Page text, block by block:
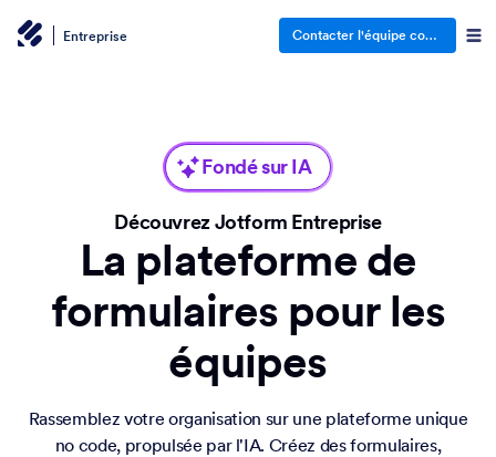
Entreprise Contacter l'équipe commerciale
Fondé sur IA
Découvrez Jotform Entreprise
La plateforme de
formulaires pour les
équipes
Rassemblez votre organisation sur une plateforme unique
no code, propulsée par l'IA. Créez des formulaires,